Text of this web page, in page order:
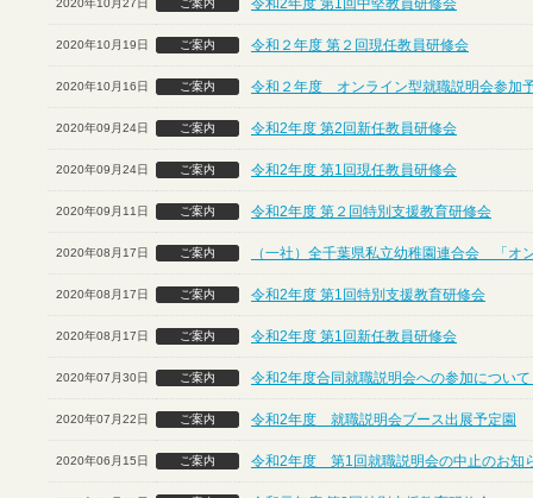
2020年10月27日 ご案内 令和2年度 第1回中堅教員研修会
2020年10月19日 ご案内 令和２年度 第２回現任教員研修会
2020年10月16日 ご案内 令和２年度 オンライン型就職説明会参加
2020年09月24日 ご案内 令和2年度 第2回新任教員研修会
2020年09月24日 ご案内 令和2年度 第1回現任教員研修会
2020年09月11日 ご案内 令和2年度 第２回特別支援教育研修会
2020年08月17日 ご案内 （一社）全千葉県私立幼稚園連合会 「オ
2020年08月17日 ご案内 令和2年度 第1回特別支援教育研修会
2020年08月17日 ご案内 令和2年度 第1回新任教員研修会
2020年07月30日 ご案内 令和2年度合同就職説明会への参加につい
2020年07月22日 ご案内 令和2年度 就職説明会ブース出展予定園
2020年06月15日 ご案内 令和2年度 第1回就職説明会の中止のお知